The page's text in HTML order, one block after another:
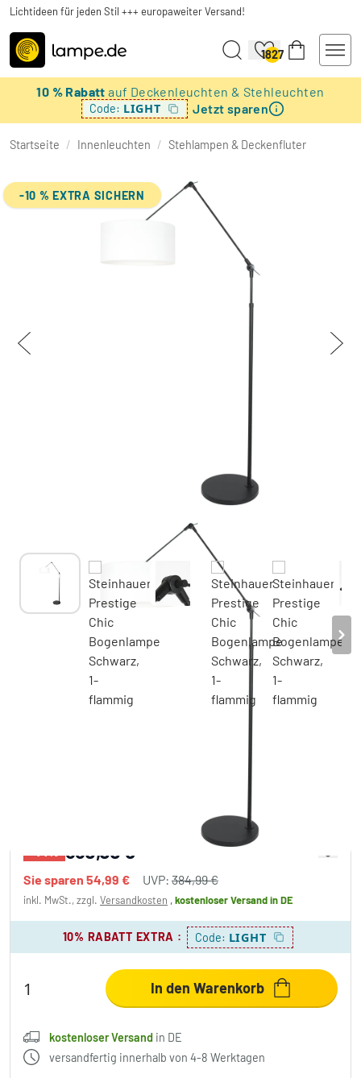
Lichtideen für jeden Stil +++ europaweiter Versand!
1827
10 % Rabattauf Deckenleuchten & Stehleuchten
Code: LIGHT Jetzt sparen
Startseite / Innenleuchten / Stehlampen & Deckenfluter
-10 % EXTRA SICHERN
Steinhauer Prestige Chic Bogenlampe
330,00 €
Sie sparen 54,99 € UVP: 384,99 €
inkl. MwSt., zzgl. Versandkosten ,kostenloser Versandin DE
10% RABATT EXTRA : Code: LIGHT
In den Warenkorb
kostenloser Versand in DE
versandfertig innerhalb von 4-8 Werktagen